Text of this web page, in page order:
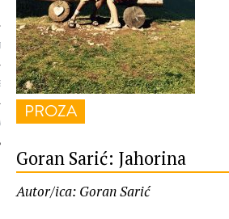
PROZA
Goran Sarić: Jahorina
Autor/ica: Goran Sarić